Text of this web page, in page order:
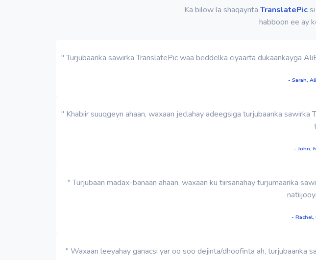
Ka bilow la shaqaynta TranslatePic
habboon ee ay
" Turjubaanka sawirka TranslatePic waa beddelka ciyaarta dukaankayga
- Sarah,
" Khabiir suuqgeyn ahaan, waxaan jeclahay adeegsiga turjubaanka
- John,
" Turjubaan madax-banaan ahaan, waxaan ku tiirsanahay turjumaanka
- Rachel,
" Waxaan leeyahay ganacsi yar oo soo dejinta/dhoofinta ah, turjubaanka